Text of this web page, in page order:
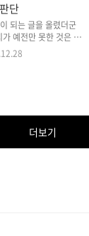
인의 결과물을 베끼려
략 차원에서 선택 가능
대한 결정이 전략적 차
그것은 무지와 무능력
운 사람은 겉으로 드러
단
되는 글을 올렸더군
예전만 못한 것은 사실
무얼까여. 아래 글은
웹디자이너가 부사수
말이지 평범한, 실력도
이너 입니다. 아. 솔루
은 아실랑가 모르겠지
더보기